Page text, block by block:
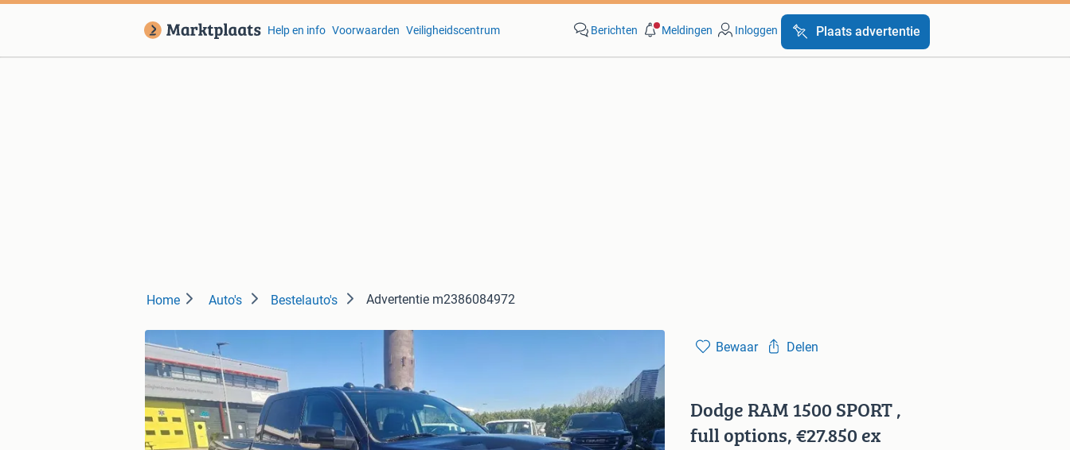
Help en info Voorwaarden Veiligheidscentrum Berichten Meldingen Inloggen Plaats advertentie
Home Auto's Bestelauto's Advertentie m2386084972
Bewaar Delen
Dodge RAM 1500 SPORT ,
full options, €27.850 ex